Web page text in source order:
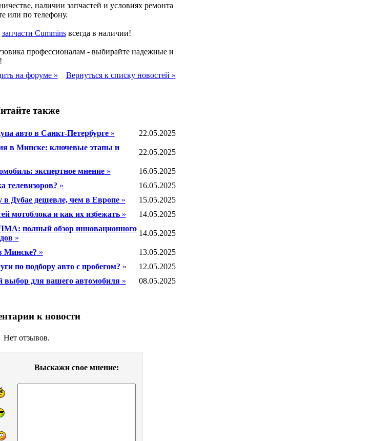
наличии запчастей и условиях ремонта
или по телефону.
запчасти Cumminsвсегда в наличии!
профессионалам - выбирайте надежные и
на форуме »
Вернуться к списку новостей »
также
авто в Санкт-Петербурге»
22.05.2025
в Минске: ключевые этапы и
22.05.2025
экспертное мнение»
16.05.2025
телевизоров? »
16.05.2025
Дубае дешевле, чем в Европе»
15.05.2025
мотоблока и как их избежать»
14.05.2025
полный обзор инновационного
»
14.05.2025
Минске? »
13.05.2025
по подбору авто с пробегом? »
12.05.2025
для вашего автомобиля» 08.05.2025
к новости
Нет отзывов.
Выскажи свое мнение: